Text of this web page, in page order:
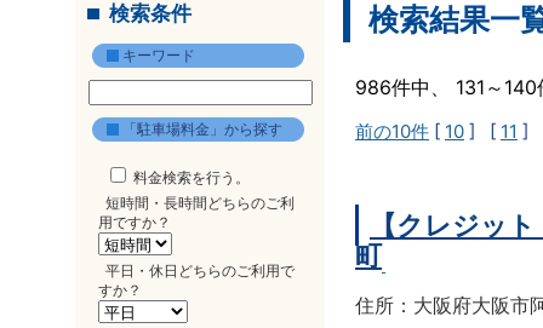
検索条件
キーワード
「駐車場料金」から探す
料金検索を行う。
短時間・長時間どちらのご利
用ですか？
平日・休日どちらのご利用で
すか？
検索結果一
986件中、 131～
前の10件 [ 10 ] [ 11 ]
【クレジッ
町
住所：大阪府大阪市